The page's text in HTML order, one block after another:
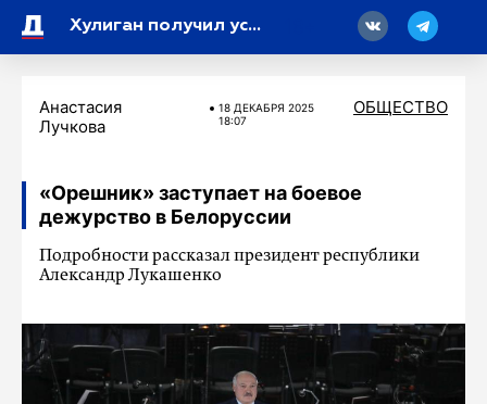
Хулиган получил условный срок за стрельбу из газового оружия у ТЦ «Манхэттен»
Анастасия
Лучкова
18 ДЕКАБРЯ 2025
18:07
ОБЩЕСТВО
«Орешник» заступает на боевое
дежурство в Белоруссии
Подробности рассказал президент республики
Александр Лукашенко